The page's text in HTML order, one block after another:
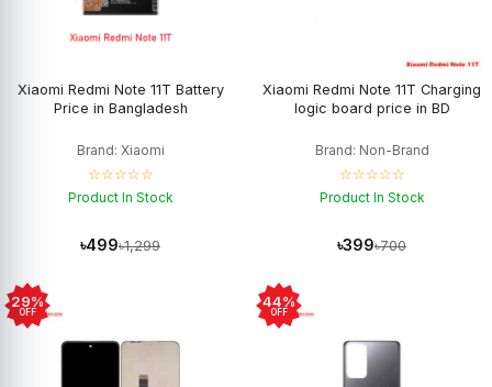
Xiaomi Redmi Note 11T Battery
Price in Bangladesh
Brand: Xiaomi
☆☆☆☆☆
Product In Stock
৳499৳1,299
Xiaomi Redmi Note 11T Charging
logic board price in BD
Brand: Non-Brand
☆☆☆☆☆
Product In Stock
৳399৳700
29%
OFF
44%
OFF